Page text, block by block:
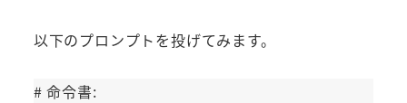
以下のプロンプトを投げてみます。
# 命令書: